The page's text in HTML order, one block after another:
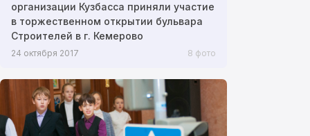
организации Кузбасса приняли участие
в торжественном открытии бульвара
Строителей в г. Кемерово
24 октября 2017 8 фото